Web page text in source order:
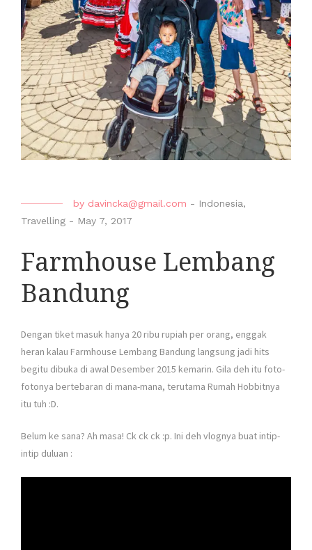
by davincka@gmail.com - Indonesia,
Travelling - May 7, 2017
Farmhouse Lembang
Bandung
Dengan tiket masuk hanya 20 ribu rupiah per orang, enggak
heran kalau Farmhouse Lembang Bandung langsung jadi hits
begitu dibuka di awal Desember 2015 kemarin. Gila deh itu foto-
fotonya bertebaran di mana-mana, terutama Rumah Hobbitnya
itu tuh :D.
Belum ke sana? Ah masa! Ck ck ck :p. Ini deh vlognya buat intip-
intip duluan :